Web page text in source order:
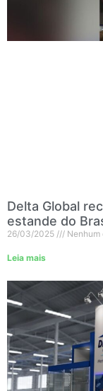
Delta Global
estande do
26/03/2025
Leia mais